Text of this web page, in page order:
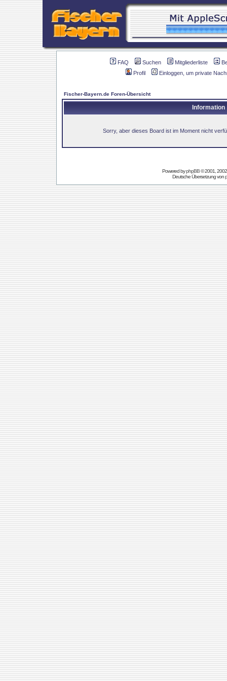
FAQ Suchen Mitgliederliste
Profil
Einloggen, um private
Fischer-Bayern.de Foren-Übersicht
Information
Sorry, aber dieses Board ist im Moment nicht
Powered byphpBB© 2001,
Deutsche Übersetzung von